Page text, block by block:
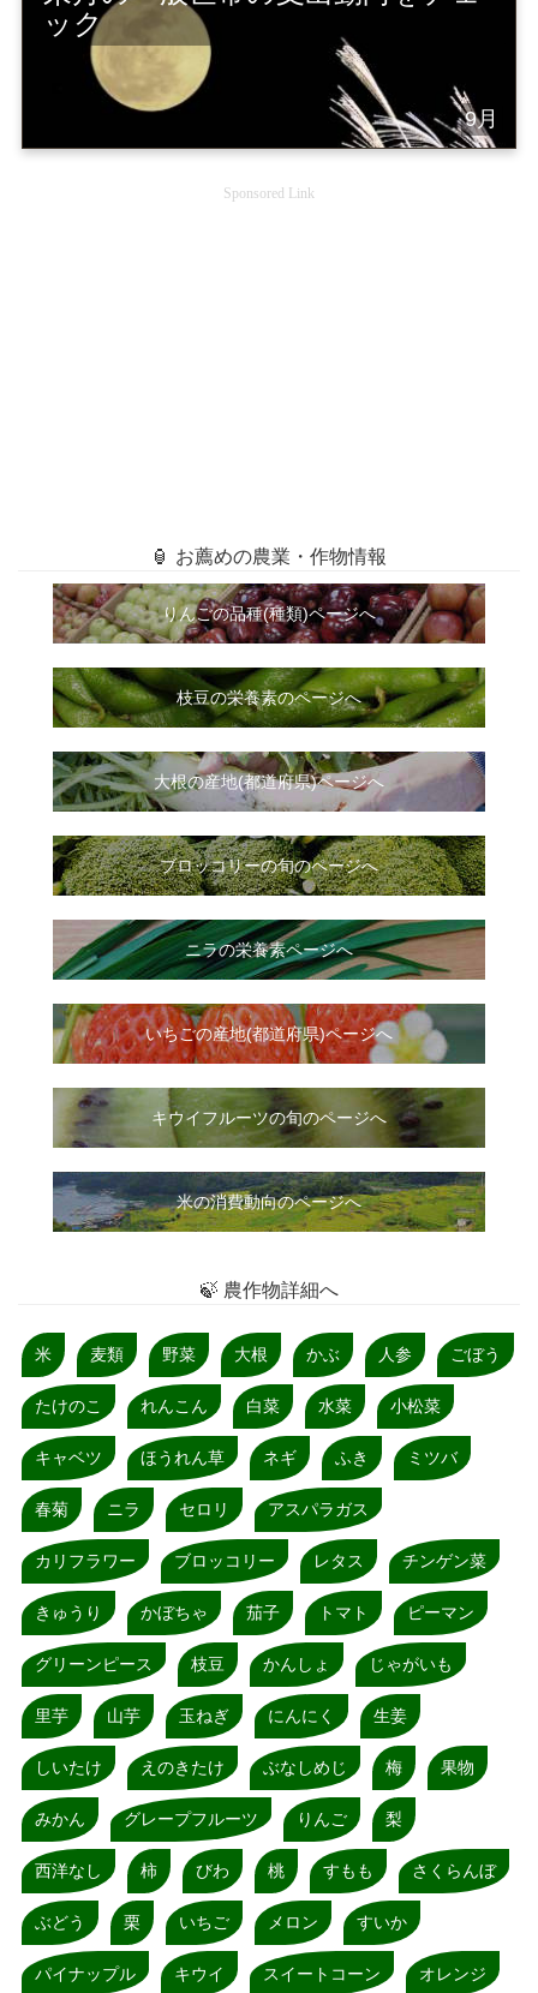
ック
9月
Sponsored Link
🏮 お薦めの農業・作物情報
りんごの品種(種類)ページへ
枝豆の栄養素のページへ
大根の産地(都道府県)ページへ
ブロッコリーの旬のページへ
ニラの栄養素ページへ
いちごの産地(都道府県)ページへ
キウイフルーツの旬のページへ
米の消費動向のページへ
🍃 農作物詳細へ
米 麦類 野菜 大根 かぶ 人参 ごぼう
たけのこ れんこん 白菜 水菜 小松菜
キャベツ ほうれん草 ネギ ふき ミツバ
春菊 ニラ セロリ アスパラガス
カリフラワー ブロッコリー レタス チンゲン菜
きゅうり かぼちゃ 茄子 トマト ピーマン
グリーンピース 枝豆 かんしょ じゃがいも
里芋 山芋 玉ねぎ にんにく 生姜
しいたけ えのきたけ ぶなしめじ 梅 果物
みかん グレープフルーツ りんご 梨
西洋なし 柿 びわ 桃 すもも さくらんぼ
ぶどう 栗 いちご メロン すいか
パイナップル キウイ スイートコーン オレンジ